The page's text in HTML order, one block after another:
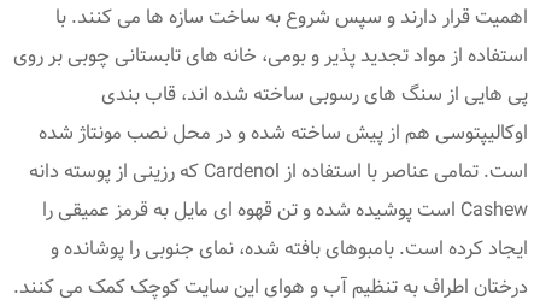
اهمیت قرار دارند و سپس شروع به ساخت سازه ها می کنند. با
استفاده از مواد تجدید پذیر و بومی، خانه های تابستانی چوبی بر روی
پی هایی از سنگ های رسوبی ساخته شده اند، قاب بندی
اوکالیپتوسی هم از پیش ساخته شده و در محل نصب مونتاژ شده
است. تمامی عناصر با استفاده از Cardenol که رزینی از پوسته دانه
Cashew است پوشیده شده و تن قهوه ای مایل به قرمز عمیقی را
ایجاد کرده است. بامبوهای بافته شده، نمای جنوبی را پوشانده و
درختان اطراف به تنظیم آب و هوای این سایت کوچک کمک می کنند.